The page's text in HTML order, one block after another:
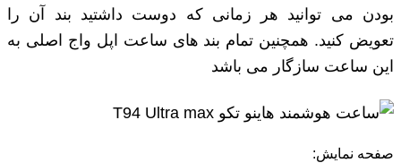
بودن می‌ توانید هر زمانی که دوست داشتید بند آن را
تعویض کنید. همچنین تمام بند های ساعت اپل واج اصلی به
این ساعت سازگار می باشد
صفحه نمایش: